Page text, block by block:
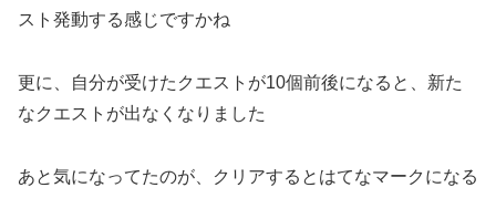
スト発動する感じですかね
更に、自分が受けたクエストが10個前後になると、新た
なクエストが出なくなりました
あと気になってたのが、クリアするとはてなマークになる